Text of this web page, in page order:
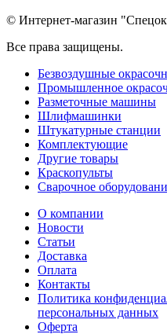
© Интернет-магазин
Все права защищены.
Безвоздушные
Промышленное
Разметочные машины
Шлифмашинки
Штукатурные станции
Комплектующие
Другие товары
Краскопульты
Сварочное
О компании
Новости
Статьи
Доставка
Оплата
Контакты
Политика
персональных данных
Оферта